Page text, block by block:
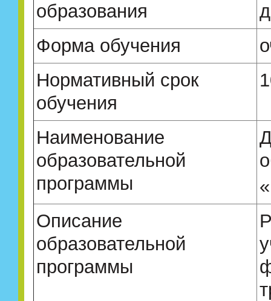
образования
Форма обучения
Нормативный срок
обучения
Наименование
образовательной
программы
Описание
образовательной
программы